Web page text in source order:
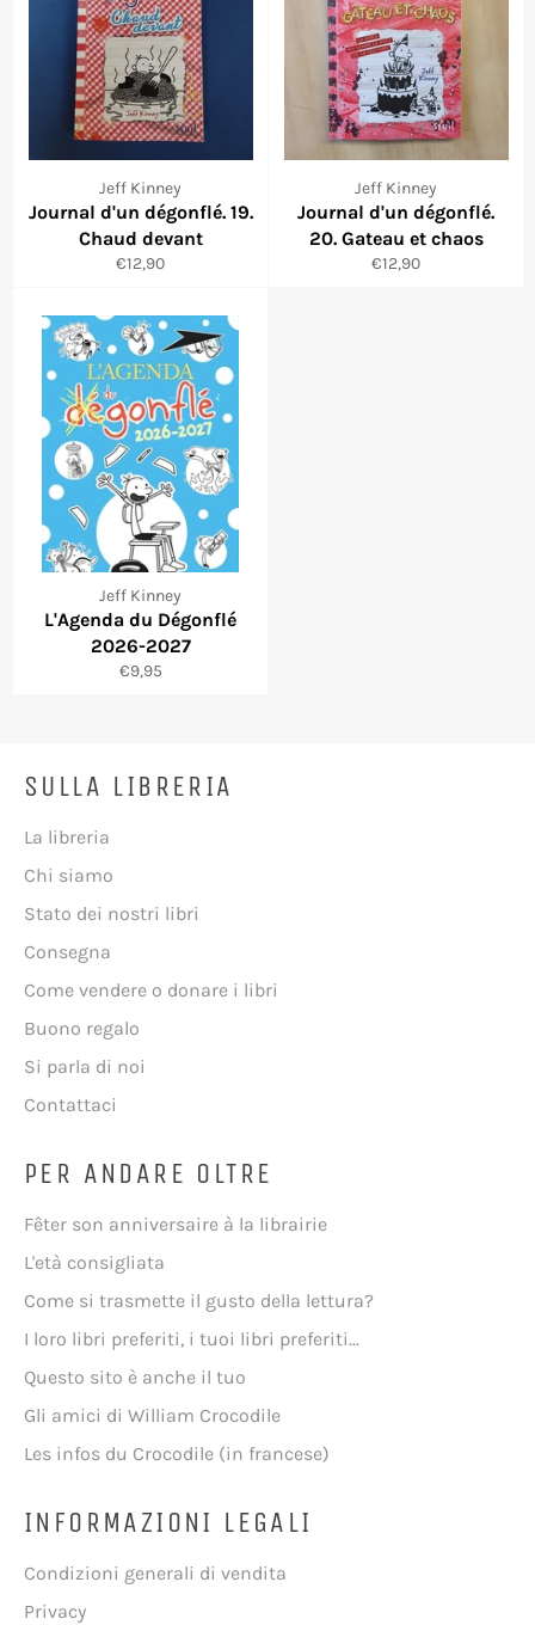
Jeff Kinney
Journal d'un dégonflé. 19.
Chaud devant
Prezzo
€12,90
Jeff Kinney
Journal d'un dégonflé.
20. Gateau et chaos
Prezzo
€12,90
Jeff Kinney
L'Agenda du Dégonflé
2026-2027
Prezzo
€9,95
SULLA LIBRERIA
La libreria
Chi siamo
Stato dei nostri libri
Consegna
Come vendere o donare i libri
Buono regalo
Si parla di noi
Contattaci
PER ANDARE OLTRE
Fêter son anniversaire à la librairie
L'età consigliata
Come si trasmette il gusto della lettura?
I loro libri preferiti, i tuoi libri preferiti...
Questo sito è anche il tuo
Gli amici di William Crocodile
Les infos du Crocodile (in francese)
INFORMAZIONI LEGALI
Condizioni generali di vendita
Privacy